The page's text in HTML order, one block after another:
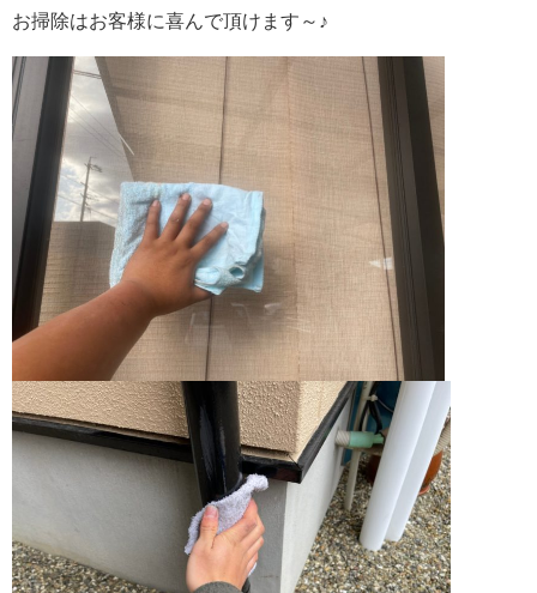
お掃除はお客様に喜んで頂けます～♪